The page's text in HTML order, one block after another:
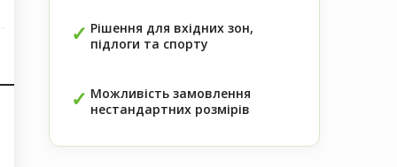
Рішення для вхідних зон,
підлоги та спорту
Можливість замовлення
нестандартних розмірів